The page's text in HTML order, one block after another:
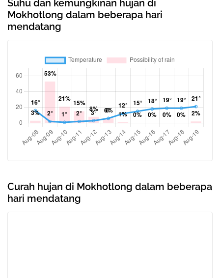
Suhu dan kemungkinan hujan di
Mokhotlong dalam beberapa hari
mendatang
Curah hujan di Mokhotlong dalam beberapa
hari mendatang